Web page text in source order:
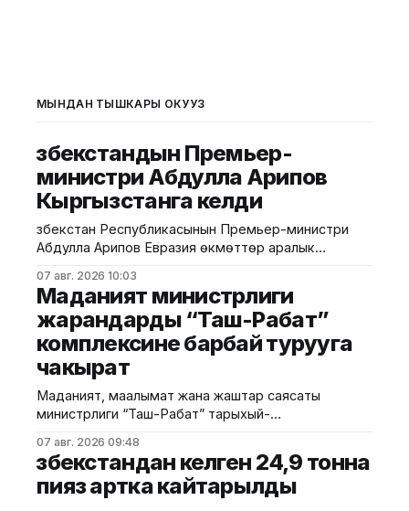
МЫНДАН ТЫШКАРЫ ОКУҢУЗ
Өзбекстандын Премьер-
министри Абдулла Арипов
Кыргызстанга келди
Өзбекстан Республикасынын Премьер-министри
Абдулла Арипов Евразия өкмөттөр аралык
Кыргыз Республикасына келди. Бул тууралуу
Өкмөттүн басма сөз кызматынан билдиришти.
"Ысык-Көл" эл аралык аэропортунан Өзбекстан
Республикасынын Премьер-министри Абдулла
Ариповду Министрлер Кабинетинин Төрагасынын
орун басары Эрлист Акунбеков тосуп алды.
Белгилей кетсек, үстүбүздөгү жылдын
07 авг. 2026 10:03
Маданият министрлиги
жарандарды “Таш-Рабат”
комплексине барбай турууга
чакырат
Маданият, маалымат жана жаштар саясаты
министрлиги “Таш-Рабат” тарыхый-
жүргүзүлүп жаткан оңдоо иштерине байланыштуу
жарандарга, туристтерге, туризм тармагынын
өкүлдөрүнө жана жалпыга маалымдоо
07 авг. 2026 09:48
Өзбекстандан келген 24,9 тонна
пияз артка кайтарылды